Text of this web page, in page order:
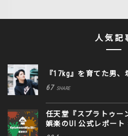
人気記
『17kg』を育てた男
67 SHARE
任天堂『スプラトゥー
娯楽のUI 公式レポート